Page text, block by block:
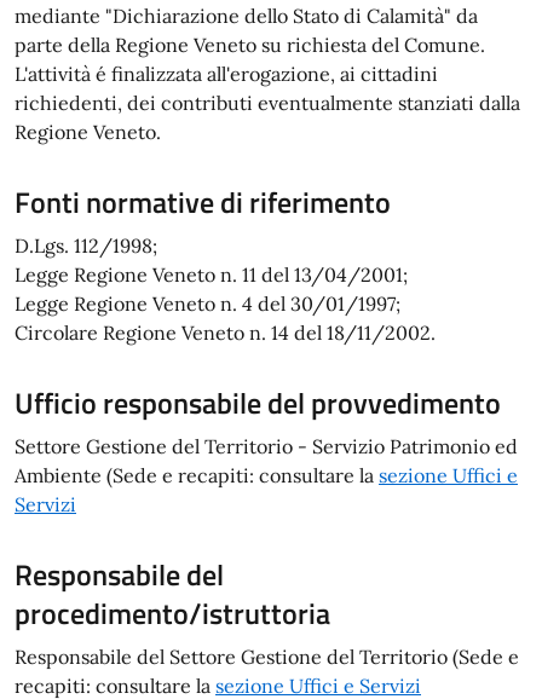
mediante "Dichiarazione dello Stato di Calamità" da
parte della Regione Veneto su richiesta del Comune.
L'attività é finalizzata all'erogazione, ai cittadini
richiedenti, dei contributi eventualmente stanziati dalla
Regione Veneto.
Fonti normative di riferimento
D.Lgs. 112/1998;
Legge Regione Veneto n. 11 del 13/04/2001;
Legge Regione Veneto n. 4 del 30/01/1997;
Circolare Regione Veneto n. 14 del 18/11/2002.
Ufficio responsabile del provvedimento
Settore Gestione del Territorio - Servizio Patrimonio ed
Ambiente (Sede e recapiti: consultare la sezione Uffici e
Servizi
Responsabile del
procedimento/istruttoria
Responsabile del Settore Gestione del Territorio (Sede e
recapiti: consultare la sezione Uffici e Servizi